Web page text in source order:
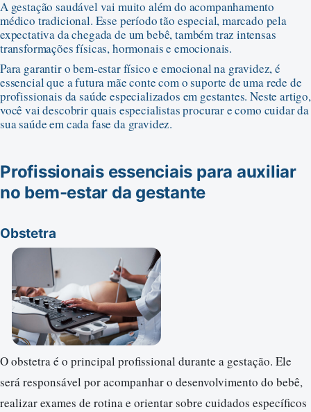
A gestação saudável vai muito além do acompanhamento
médico tradicional. Esse período tão especial, marcado pela
expectativa da chegada de um bebê, também traz intensas
transformações físicas, hormonais e emocionais.
Para garantir o bem-estar físico e emocional na gravidez, é
essencial que a futura mãe conte com o suporte de uma rede de
profissionais da saúde especializados em gestantes. Neste artigo,
você vai descobrir quais especialistas procurar e como cuidar da
sua saúde em cada fase da gravidez.
Profissionais essenciais para auxiliar
no bem-estar da gestante
Obstetra
O obstetra é o principal profissional durante a gestação. Ele
será responsável por acompanhar o desenvolvimento do bebê,
realizar exames de rotina e orientar sobre cuidados específicos